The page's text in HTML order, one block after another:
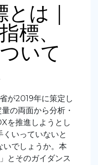
は｜
標、
いて
が2019年に策定し
の両面から分析・
を推進しようとし
いっていないと
いでしょうか。本
とそのガイダンス